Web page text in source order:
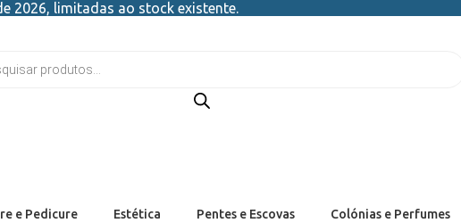
2026, limitadas ao stock existente.
e Pedicure Estética Pentes e Escovas Colónias e Perfumes